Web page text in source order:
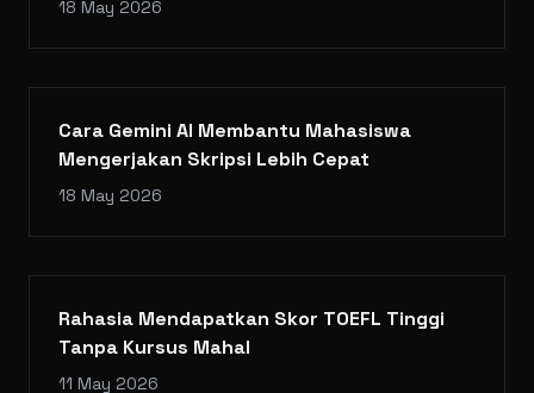
18 May 2026
Cara Gemini AI Membantu Mahasiswa
Mengerjakan Skripsi Lebih Cepat
18 May 2026
Rahasia Mendapatkan Skor TOEFL Tinggi
Tanpa Kursus Mahal
11 May 2026